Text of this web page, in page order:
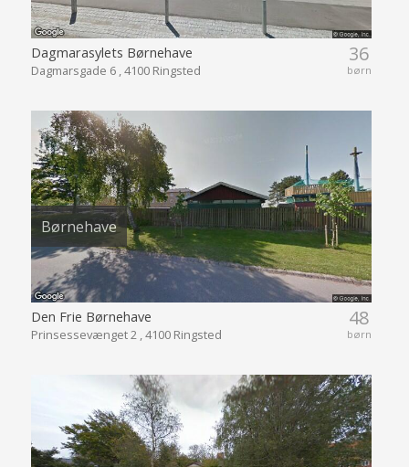
36
børn
Dagmarasylets Børnehave
Dagmarsgade 6 , 4100 Ringsted
Børnehave
48
børn
Den Frie Børnehave
Prinsessevænget 2 , 4100 Ringsted